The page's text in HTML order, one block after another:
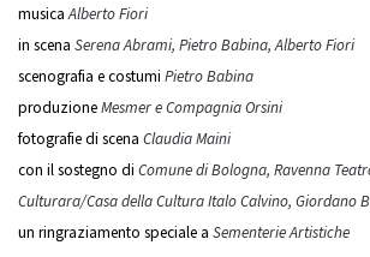
musicaAlberto Fiori
in scena Serena Abrami, Pietro Babina, Alberto Fiori
scenografia e costumi Pietro Babina
produzioneMesmer e Compagnia Orsini
fotografie di scena Claudia Maini
con il sostegno di Comune di Bologna, Ravenna
Culturara/Casa della Cultura Italo Calvino, Giordano
un ringraziamento speciale a Sementerie Artistiche